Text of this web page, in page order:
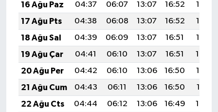
16 Ağu Paz
04:37 06:07 13:07 16:52
19:58
17 Ağu Pts
04:38 06:08 13:07 16:52
19:56
18 Ağu Sal
04:39 06:09 13:07 16:51
19:55
19 Ağu Çar
04:41 06:10 13:07 16:51
19:54
20 Ağu Per
04:42 06:10 13:06 16:50
19:52
21 Ağu Cum
04:43 06:11 13:06 16:50
19:51
22 Ağu Cts
04:44 06:12 13:06 16:49
19:50